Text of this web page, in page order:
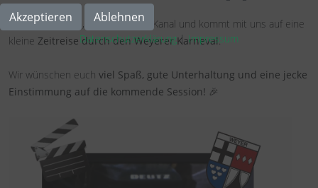
Also: Schaut rein, abonniert den Kanal und kommt mit uns auf eine
kleine Zeitreise durch den Weyerer Karneval.
Wir wünschen euch viel Spaß, gute Unterhaltung und eine jecke
Einstimmung auf die kommende Session! 🎉
Akzeptieren Ablehnen
Datenschutzerklärung|Impressum